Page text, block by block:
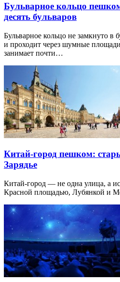
Бульварное кольцо
десять бульваров
Бульварное кольцо не замкнуто в
и проходит через шумные
занимает почти…
Китай-город пешком:
Зарядье
Китай-город — не одна улица, а
Красной площадью, Лубянкой и